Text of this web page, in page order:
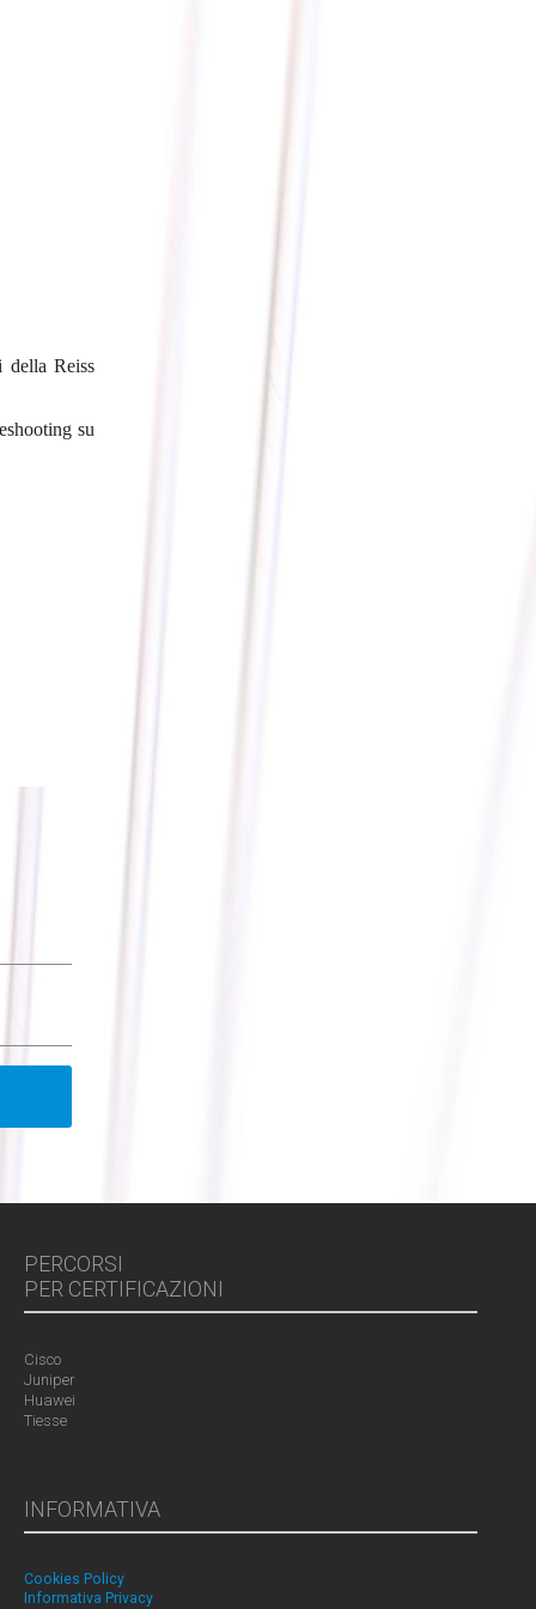
della Reiss
su
PERCORSI
PER CERTIFICAZIONI
Cisco
Juniper
Huawei
Tiesse
INFORMATIVA
Cookies Policy
Informativa Privacy